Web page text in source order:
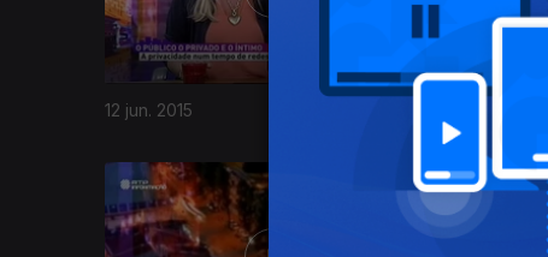
12 jun. 2015